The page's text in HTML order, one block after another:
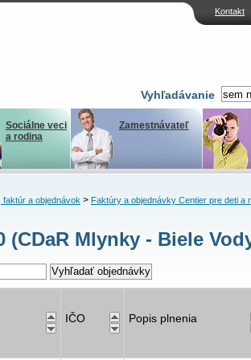
Kontakt
Vyhľadávanie
Sociálne veci
a rodina
Zamestnávateľ
faktúr a objednávok> Faktúry a objednávky Centier pre deti a
(CDaR Mlynky - Biele
IČO Popis plnenia